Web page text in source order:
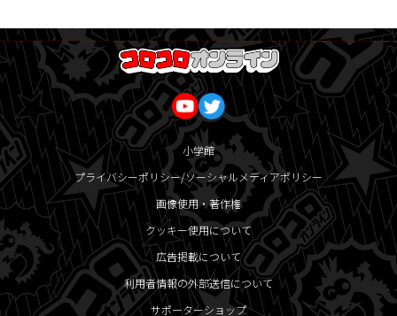
小学館
プライバシーポリシー/ソーシャルメディアポリシー
画像使用・著作権
クッキー使用について
広告掲載について
利用者情報の外部送信について
サポーターショップ